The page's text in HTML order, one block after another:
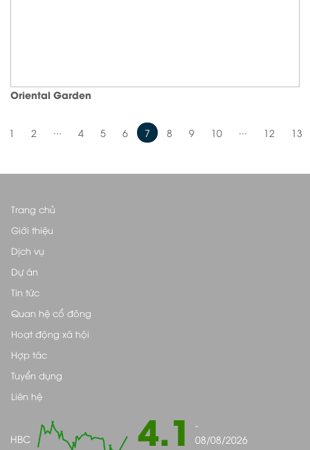
Oriental Garden
1 2 ... 4 5 6 7 8 9 10 ... 12 13
Trang chủ
Giới thiệu
Dịch vụ
Dự án
Tin tức
Quan hệ cổ đông
Hoạt động xã hội
Hợp tác
Tuyển dụng
Liên hệ
HBC 4.1
-
08/08/2026